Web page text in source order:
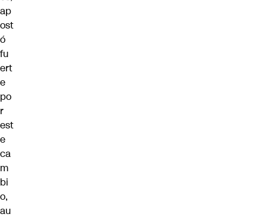
ap
ost
ó
fu
ert
e
po
r
est
e
ca
m
bi
o,
au